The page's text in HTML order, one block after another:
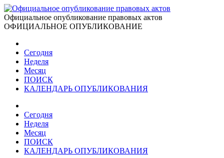
Официальное опубликование правовых актов
ОФИЦИАЛЬНОЕ ОПУБЛИКОВАНИЕ
Сегодня
Неделя
Месяц
ПОИСК
КАЛЕНДАРЬ ОПУБЛИКОВАНИЯ
Сегодня
Неделя
Месяц
ПОИСК
КАЛЕНДАРЬ ОПУБЛИКОВАНИЯ